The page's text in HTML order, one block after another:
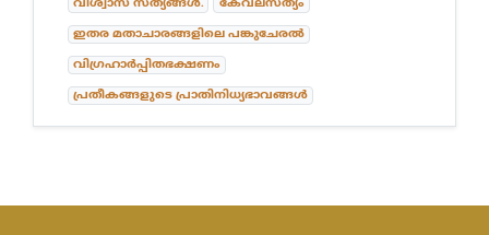
ഇതര മതാചാരങ്ങളിലെ പങ്കുചേരൽ
വിഗ്രഹാർപ്പിതഭക്ഷണം
പ്രതീകങ്ങളുടെ പ്രാതിനിധ്യഭാവങ്ങൾ